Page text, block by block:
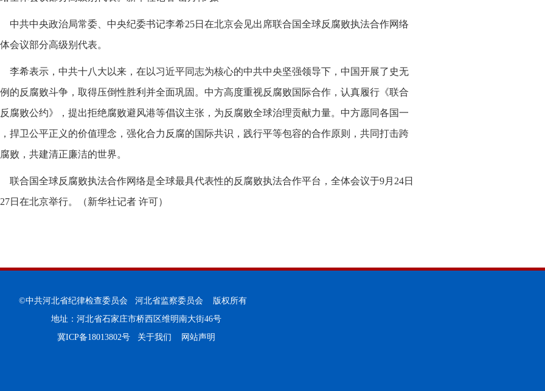
中共中央政治局常委、中央纪委书记李希25日在北京会见出席联合国全球反腐败执法合作网络
会议部分高级别代表。
李希表示，中共十八大以来，在以习近平同志为核心的中共中央坚强领导下，中国开展了史无
的反腐败斗争，取得压倒性胜利并全面巩固。中方高度重视反腐败国际合作，认真履行《联合
腐败公约》，提出拒绝腐败避风港等倡议主张，为反腐败全球治理贡献力量。中方愿同各国一
捍卫公平正义的价值理念，强化合力反腐的国际共识，践行平等包容的合作原则，共同打击跨
败，共建清正廉洁的世界。
联合国全球反腐败执法合作网络是全球最具代表性的反腐败执法合作平台，全体会议于9月24日
日在北京举行。（新华社记者 许可）
©中共河北省纪律检查委员会 河北省监察委员会 版权所有
地址：河北省石家庄市桥西区维明南大街46号
冀ICP备18013802号
关于我们 网站声明